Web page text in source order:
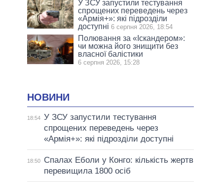
У ЗСУ запустили тестування
спрощених переведень через
«Армія+»: які підрозділи
доступні 6 серпня 2026, 18:54
Полювання за «Іскандером»:
чи можна його знищити без
власної балістики
6 серпня 2026, 15:28
НОВИНИ
18:54 У ЗСУ запустили тестування
спрощених переведень через
«Армія+»: які підрозділи доступні
18:50
Спалах Еболи у Конго: кількість жертв
перевищила 1800 осіб